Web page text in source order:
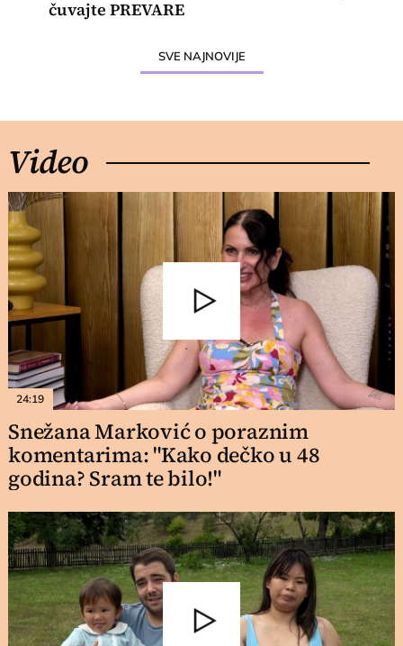
čuvajte PREVARE
SVE NAJNOVIJE
Video
24:19
Snežana Marković o poraznim
komentarima: "Kako dečko u 48
godina? Sram te bilo!"